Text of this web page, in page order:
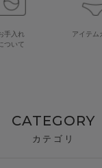
手入れ
ついて
アイテム
CATEGORY
カテゴリ